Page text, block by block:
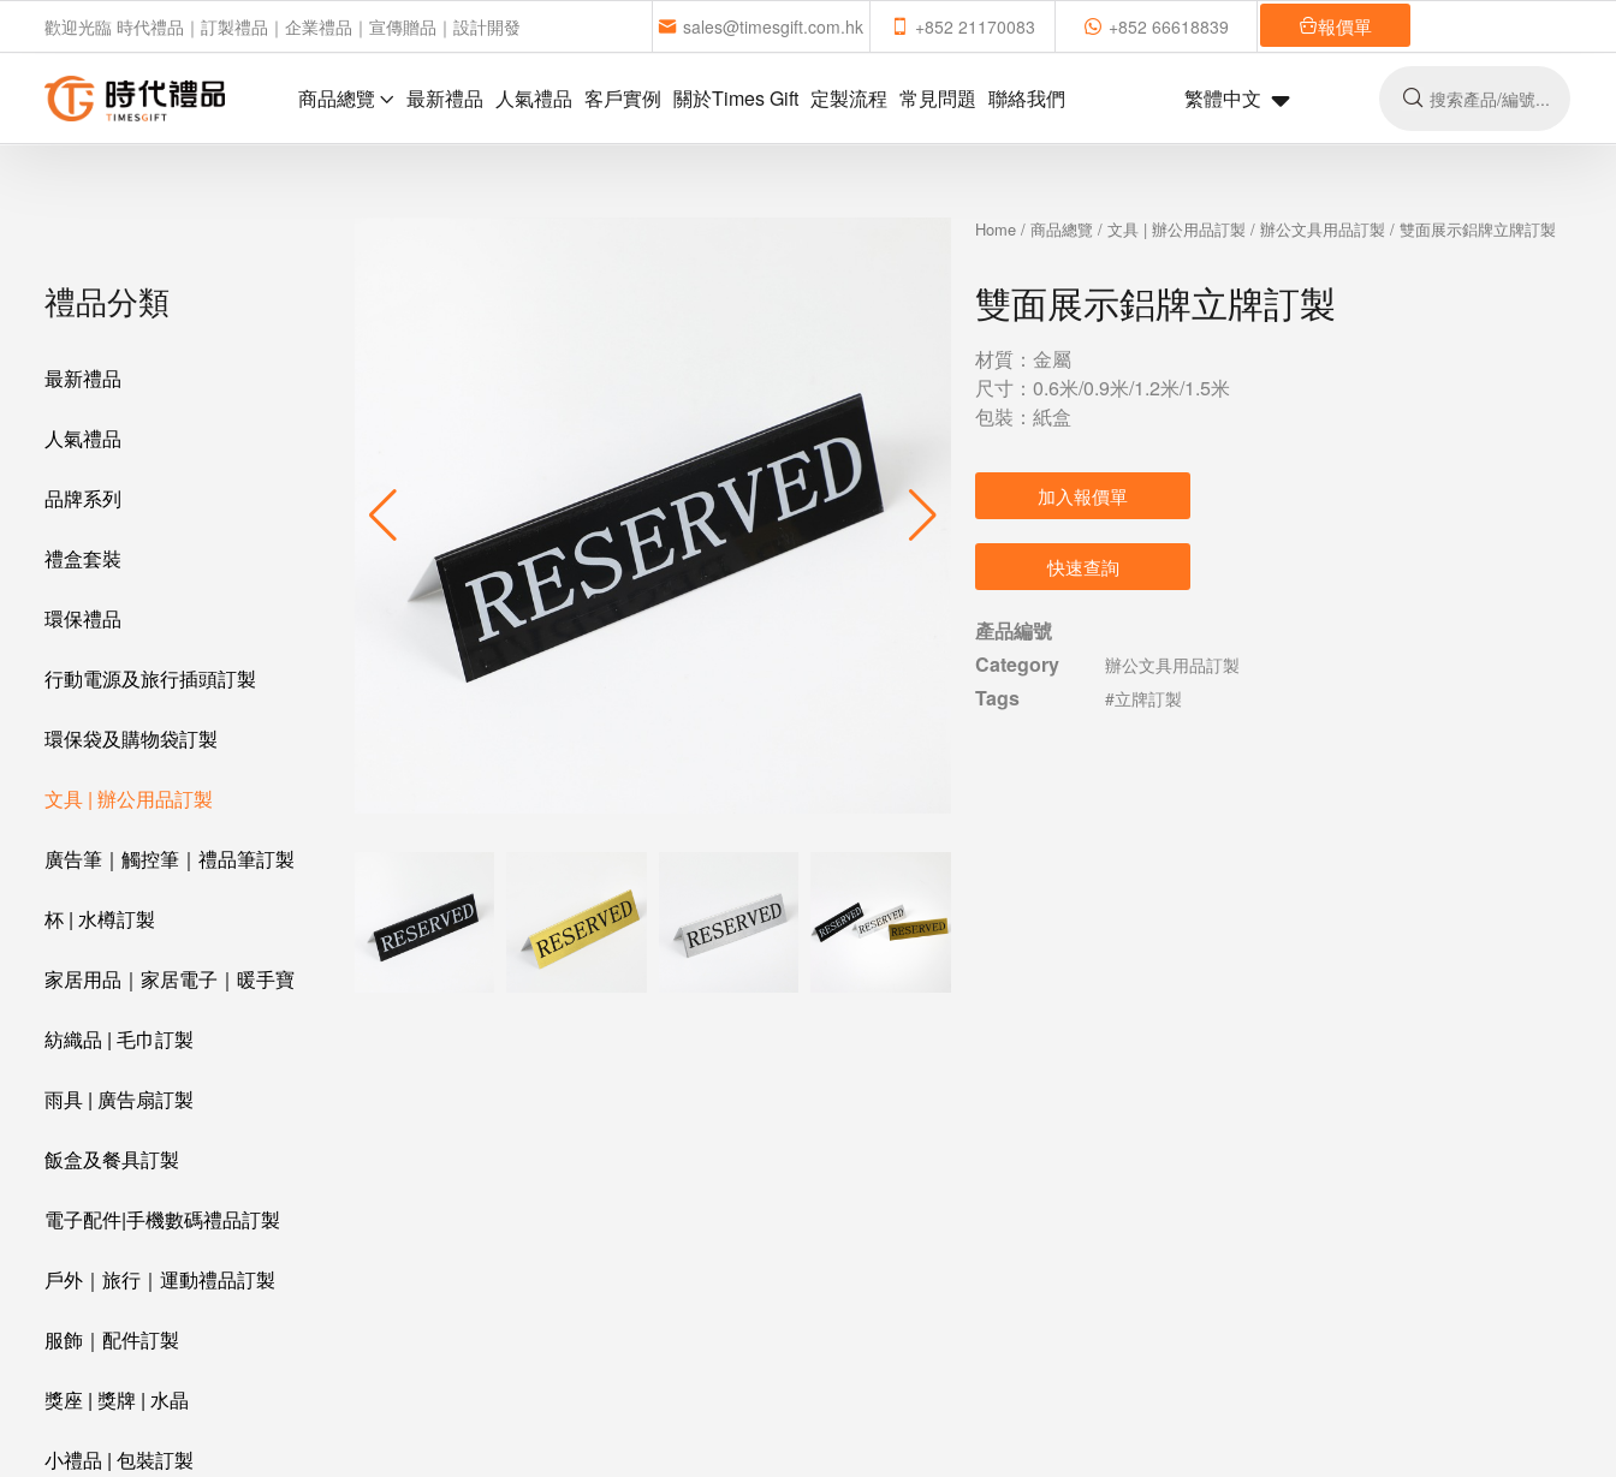
歡迎光臨 時代禮品｜訂製禮品｜企業禮品｜宣傳贈品｜設計開發 sales@timesgift.com.hk +852 21170083 +852 66618839 報價單
商品總覽 最新禮品 人氣禮品 客戶實例 關於Times Gift 定製流程 常見問題 聯絡我們 繁體中文
禮品分類
最新禮品
人氣禮品
品牌系列
禮盒套裝
環保禮品
行動電源及旅行插頭訂製
環保袋及購物袋訂製
文具 | 辦公用品訂製
廣告筆｜觸控筆｜禮品筆訂製
杯 | 水樽訂製
家居用品｜家居電子｜暖手寶
紡織品 | 毛巾訂製
雨具 | 廣告扇訂製
飯盒及餐具訂製
電子配件|手機數碼禮品訂製
戶外｜旅行｜運動禮品訂製
服飾｜配件訂製
獎座 | 獎牌 | 水晶
小禮品 | 包裝訂製
Home /商品總覽 /文具 | 辦公用品訂製 /辦公文具用品訂製 / 雙面展示鋁牌立牌訂製
雙面展示鋁牌立牌訂製
材質：金屬
尺寸：0.6米/0.9米/1.2米/1.5米
包裝：紙盒
加入報價單
快速查詢
產品編號
Category
辦公文具用品訂製
Tags #立牌訂製